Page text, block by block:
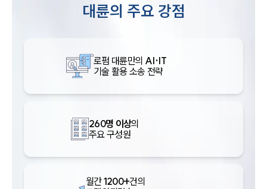
대륜의 주요 강점
로펌 대륜만의 AI·IT
기술 활용 소송 전략
260명 이상의
주요 구성원
월간1200+건의